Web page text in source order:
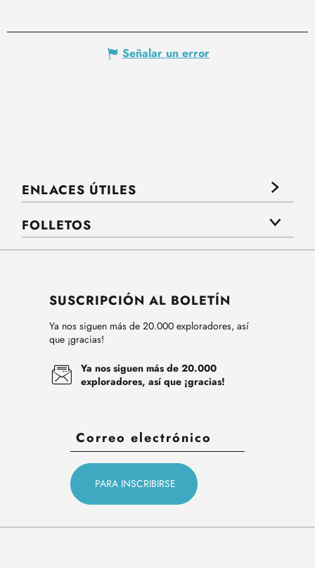
Señalar un error
ENLACES ÚTILES
FOLLETOS
SUSCRIPCIÓN AL BOLETÍN
Ya nos siguen más de 20.000 exploradores, así
que ¡gracias!
Ya nos siguen más de 20.000
exploradores, así que ¡gracias!